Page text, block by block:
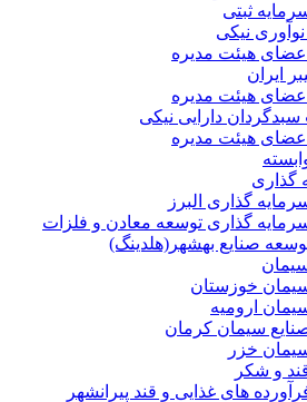
ثبتی
نیکی
اعضای هیئت مدیره
ایران
اعضای هیئت مدیره
دارایی نیکی
اعضای هیئت مدیره
گذاری
گذاری البرز
گذاری توسعه معادن و فلزات
صنایع‌ بهشهر(هلدینگ)
خوزستان
ارومیه
سیمان کرمان
خزر
و شکر
های غذایی و قند پیرانشهر